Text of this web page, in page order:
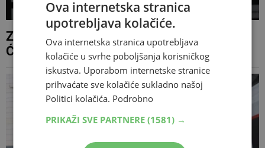
Zrinjski vratio svog bivšeg juniora: Branko
Ćurdo ponovno među Plemićima
Ova internetska stranica
upotrebljava kolačiće.
Ova internetska stranica upotrebljava
kolačiće u svrhe poboljšanja korisničkog
iskustva. Uporabom internetske stranice
prihvaćate sve kolačiće sukladno našoj
Politici kolačića. Podrobno
PRIKAŽI SVE PARTNERE (1581) →